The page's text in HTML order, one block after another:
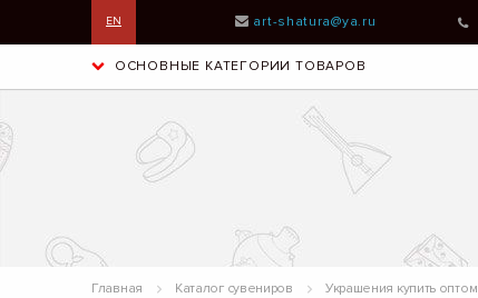
EN art-shatura@ya.ru
ОСНОВНЫЕ КАТЕГОРИИ ТОВАРОВ
Главная Каталог сувениров Украшения купить оптом